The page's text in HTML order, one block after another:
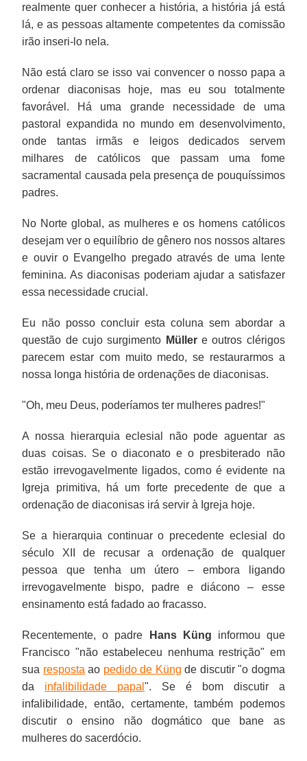
realmente quer conhecer a história, a história já está
lá, e as pessoas altamente competentes da comissão
irão inseri-lo nela.
Não está claro se isso vai convencer o nosso papa a
ordenar diaconisas hoje, mas eu sou totalmente
favorável. Há uma grande necessidade de uma
pastoral expandida no mundo em desenvolvimento,
onde tantas irmãs e leigos dedicados servem
milhares de católicos que passam uma fome
sacramental causada pela presença de pouquíssimos
padres.
No Norte global, as mulheres e os homens católicos
desejam ver o equilíbrio de gênero nos nossos altares
e ouvir o Evangelho pregado através de uma lente
feminina. As diaconisas poderiam ajudar a satisfazer
essa necessidade crucial.
Eu não posso concluir esta coluna sem abordar a
questão de cujo surgimento Müllere outros clérigos
parecem estar com muito medo, se restaurarmos a
nossa longa história de ordenações de diaconisas.
"Oh, meu Deus, poderíamos ter mulheres padres!"
A nossa hierarquia eclesial não pode aguentar as
duas coisas. Se o diaconato e o presbiterado não
estão irrevogavelmente ligados, como é evidente na
Igreja primitiva, há um forte precedente de que a
ordenação de diaconisas irá servir à Igreja hoje.
Se a hierarquia continuar o precedente eclesial do
século XII de recusar a ordenação de qualquer
pessoa que tenha um útero – embora ligando
irrevogavelmente bispo, padre e diácono – esse
ensinamento está fadado ao fracasso.
Recentemente, o padre Hans Küng informou que
Francisco "não estabeleceu nenhuma restrição" em
sua resposta ao pedido de Küng de discutir "o dogma
da infalibilidade papal". Se é bom discutir a
infalibilidade, então, certamente, também podemos
discutir o ensino não dogmático que bane as
mulheres do sacerdócio.